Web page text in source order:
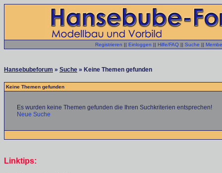
Registrieren || Einloggen || Hilfe/FAQ || Suche ||
Hansebubeforum » Suche » Keine Themen gefunden
Keine Themen gefunden
Es wurden keine Themen gefunden die Ihren Suchkriterien entsprechen!
Neue Suche
Linktips: